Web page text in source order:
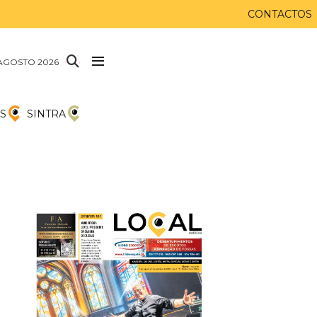
CONTACTOS
2026
SINTRA